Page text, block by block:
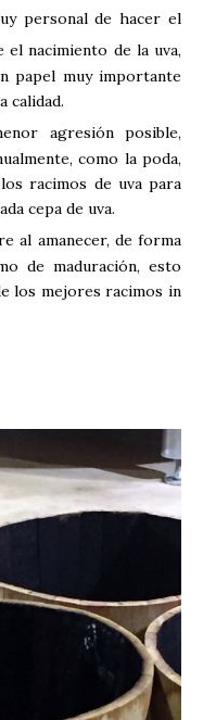
personal de hacer el
el nacimiento de la uva,
papel muy importante
calidad.
agresión posible,
como la poda,
racimos de uva para
cepa de uva.
al amanecer, de forma
de maduración, esto
los mejores racimos in